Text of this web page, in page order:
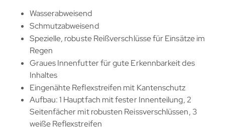
Wasserabweisend
Schmutzabweisend
Spezielle, robuste Reißverschlüsse für Einsätze im
Regen
Graues Innenfutter für gute Erkennbarkeit des
Inhaltes
Eingenähte Reflexstreifen mit Kantenschutz
Aufbau: 1 Hauptfach mit fester Innenteilung, 2
Seitenfächer mit robusten Reissverschlüssen, 3
weiße Reflexstreifen